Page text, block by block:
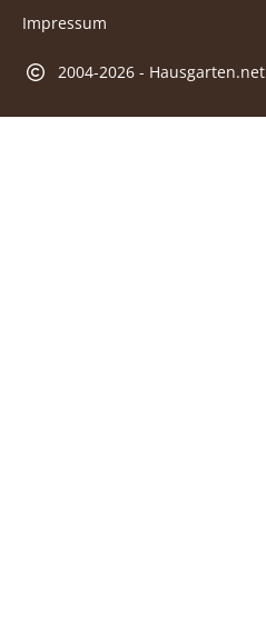
Impressum
2004-2026 - Hausgarten.net